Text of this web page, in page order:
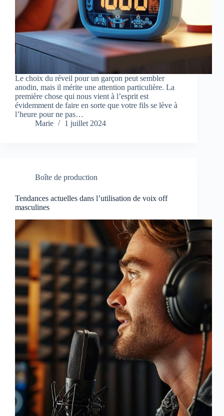
Le choix du réveil pour un garçon peut sembler
anodin, mais il mérite une attention particulière. La
première chose qui nous vient à l’esprit est
évidemment de faire en sorte que votre fils se lève à
l’heure pour ne pas…
Marie
1 juillet 2024
Boîte de production
Tendances actuelles dans l’utilisation de voix off
masculines